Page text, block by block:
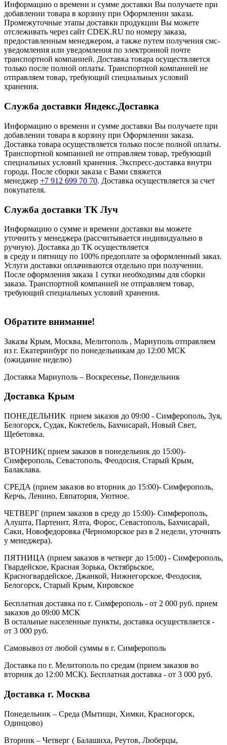
Информацию о времени и сумме доставки Вы получаете при
добавлении товара в корзину при Оформлении заказа.
Промежуточные этапы доставки продукции Вы можете
отслеживать через сайт CDEK.RU по номеру заказа,
предоставленным менеджером, а также путем получения смс-
уведомления или уведомления по электронной почте
транспортной компанией. Доставка товара осуществляется
только после полной оплаты. Транспортной компанией не
отправляем товар, требующий специальных условий
хранения.
Служба доставки Яндекс.Доставка
Информацию о времени и сумме доставки Вы получаете при
добавлении товара в корзину при Оформлении заказа.
Доставка товара осуществляется только после полной оплаты.
Транспортной компанией не отправляем товар, требующий
специальных условий хранения. Экспресс-доставка внутри
города. После сборки заказа с Вами свяжется
менеджер +7 912 699 70 70. Доставка осуществляется за счет
покупателя.
Служба доставки ТК Луч
Информацию о сумме и времени доставки вы можете
уточнить у менеджера (рассчитывается индивидуально в
ручную). Доставка до ТК осуществляется
в среду и пятницу по 100% предоплате за оформленный заказ.
Услуги доставки оплачиваются отдельно при получении.
После оформления заказа 1 сутки необходимы для сборки
заказа. Транспортной компанией не отправляем товар,
требующий специальных условий хранения.
Обратите внимание!
Заказы Крым, Москва, Мелитополь , Мариуполь отправляем
из г. Екатеринбург по понедельникам до 12:00 МСК
(ожидание неделю)
Доставка Мариуполь – Воскресенье, Понедельник
Доставка Крым
ПОНЕДЕЛЬНИК прием заказов до 09:00 - Симферополь, Зуя,
Белогорск, Судак, Коктебель, Бахчисарай, Новый Свет,
Щебетовка.
ВТОРНИК( прием заказов в понедельник до 15:00)-
Симферополь, Севастополь, Феодосия, Старый Крым,
Балаклава.
СРЕДА (прием заказов во вторник до 15:00)- Симферополь,
Керчь, Ленино, Евпатория, Уютное.
ЧЕТВЕРГ (прием заказов в среду до 15:00)- Симферополь,
Алушта, Партенит, Ялта, Форос, Севастополь, Бахчисарай,
Саки, Новофедоровка (Черноморское раз в 2 недели, уточнять
у менеджера).
ПЯТНИЦА (прием заказов в четверг до 15:00) - Симферополь,
Гвардейское, Красная Зорька, Октябрьское,
Красногвардейское, Джанкой, Нижнегорское, Феодосия,
Белогорск, Старый Крым, Кировское
Бесплатная доставка по г. Симферополь - от 2 000 руб. прием
заказов до 09:00 МСК
В остальные населенные пункты, доставка осуществляется -
от 3 000 руб.
Самовывоз от любой суммы в г. Симферополь
Доставка по г. Мелитополь по средам (прием заказов во
вторник до 12:00 МСК). Бесплатная доставка - от 3 000 руб.
Доставка г. Москва
Понедельник – Среда (Мытищи, Химки, Красногорск,
Одинцово)
Вторник – Четверг ( Балашиха, Реутов, Люберцы,